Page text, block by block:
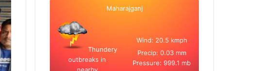
Maharajganj
Thundery
outbreaks in
Wind: 20.5 kmph
Precip: 0.03 mm
Pressure: 999.1 mb